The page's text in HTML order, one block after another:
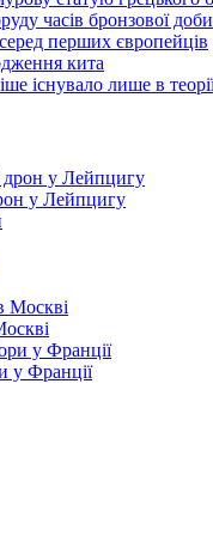
часів бронзової доби
перших європейців
кита
існувало лише в
у Лейпцигу
у Франції